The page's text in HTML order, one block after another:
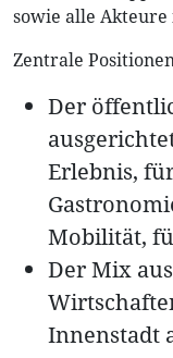
sowie alle Akteure
Zentrale
Der
Erlebnis,
Mobilität,
Der Mix
Innenstadt